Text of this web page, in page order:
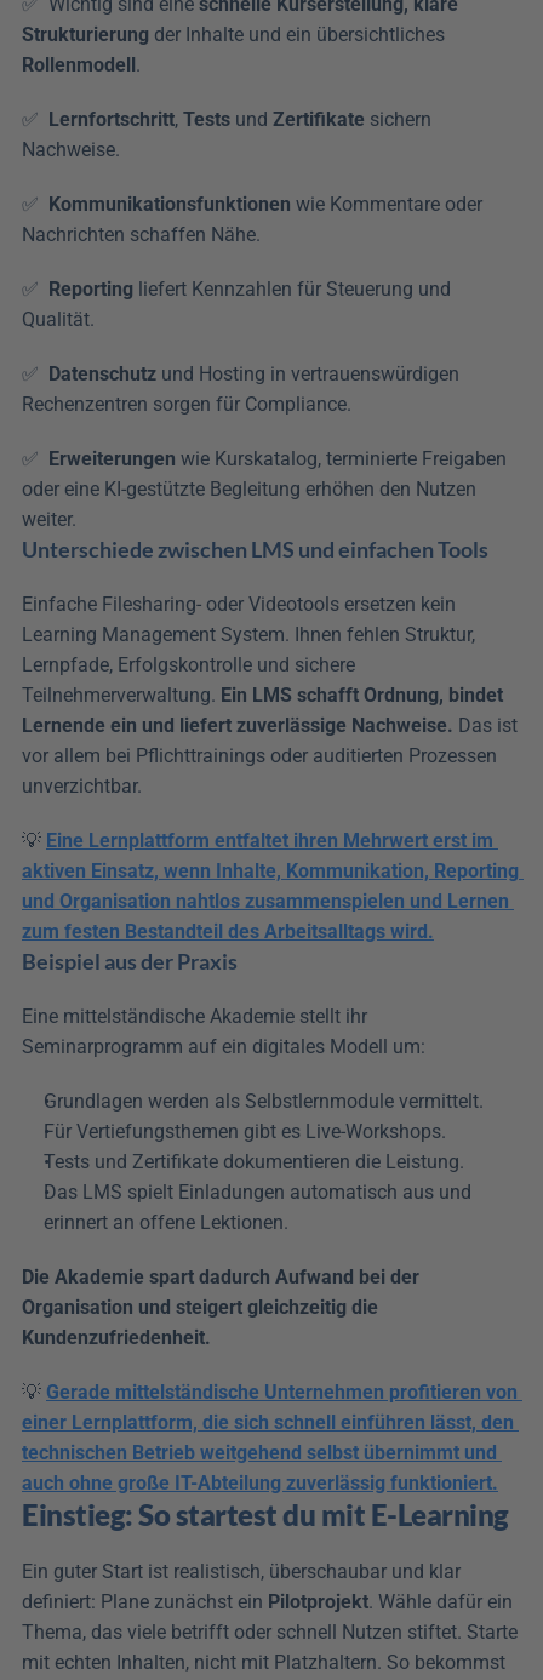
Strukturierung
Rollenmodell.
✅ Lernfortschritt, Tests und Zertifikate sichern
Nachweise.
✅ Kommunikationsfunktionen wie Kommentare oder
Nachrichten schaffen Nähe.
✅ Reporting liefert Kennzahlen für Steuerung und
Qualität.
✅ Datenschutz und Hosting in vertrauenswürdigen
Rechenzentren sorgen für Compliance.
✅ Erweiterungen wie Kurskatalog, terminierte Freigaben
oder eine KI-gestützte Begleitung erhöhen den Nutzen
weiter.
Unterschiede zwischen LMS und einfachen Tools
Einfache Filesharing- oder Videotools ersetzen kein
Learning Management System. Ihnen fehlen Struktur,
Lernpfade, Erfolgskontrolle und sichere
Teilnehmerverwaltung. Ein LMS schafft Ordnung, bindet
Lernende ein und liefert zuverlässige Nachweise. Das ist
vor allem bei Pflichttrainings oder auditierten Prozessen
unverzichtbar.
💡 Eine Lernplattform entfaltet ihren Mehrwert erst im
aktiven Einsatz, wenn Inhalte, Kommunikation, Reporting
und Organisation nahtlos zusammenspielen und Lernen
zum festen Bestandteil des Arbeitsalltags wird.
Beispiel aus der Praxis
Eine mittelständische Akademie stellt ihr
Seminarprogramm auf ein digitales Modell um:
Grundlagen werden als Selbstlernmodule vermittelt.
Für Vertiefungsthemen gibt es Live-Workshops.
Tests und Zertifikate dokumentieren die Leistung.
Das LMS spielt Einladungen automatisch aus und
erinnert an offene Lektionen.
Die Akademie spart dadurch Aufwand bei der
Organisation und steigert gleichzeitig die
Kundenzufriedenheit.
💡 Gerade mittelständische Unternehmen profitieren von
einer Lernplattform, die sich schnell einführen lässt, den
technischen Betrieb weitgehend selbst übernimmt und
auch ohne große IT-Abteilung zuverlässig funktioniert.
Einstieg: So startest du mit E-Learning
Ein guter Start ist realistisch, überschaubar und klar
definiert: Plane zunächst ein Pilotprojekt. Wähle dafür ein
Thema, das viele betrifft oder schnell Nutzen stiftet. Starte
mit echten Inhalten, nicht mit Platzhaltern. So bekommst